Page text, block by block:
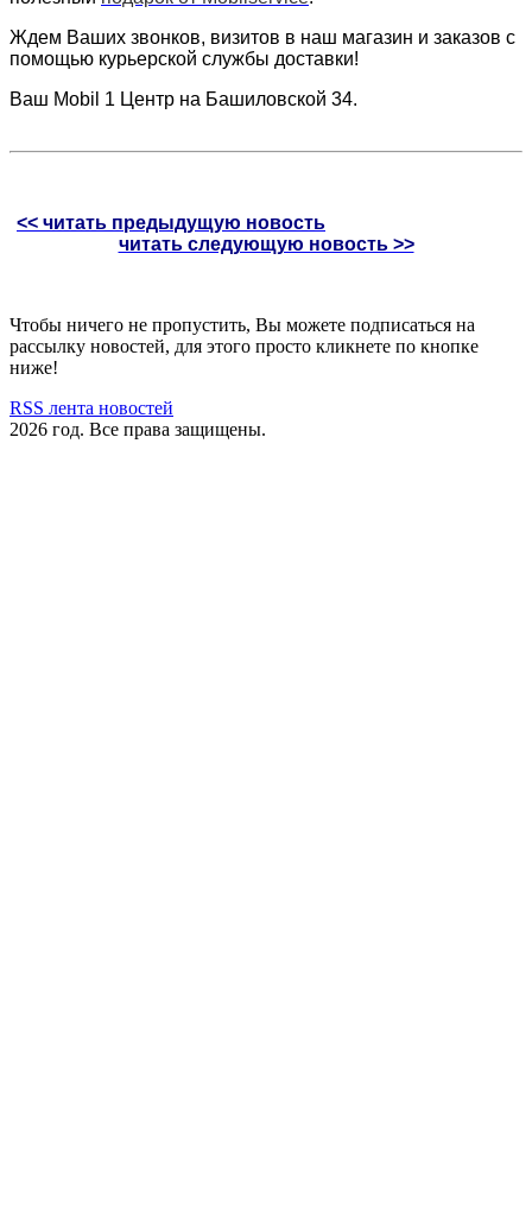
Ждем Ваших звонков, визитов в наш магазин и заказов с
помощью курьерской службы доставки!
Ваш Mobil 1 Центр на Башиловской 34.
<< читать предыдущую новость
читать следующую новость >>
Чтобы ничего не пропустить, Вы можете подписаться на
рассылку новостей, для этого просто кликнете по кнопке
ниже!
RSS лента новостей
2026 год. Все права защищены.